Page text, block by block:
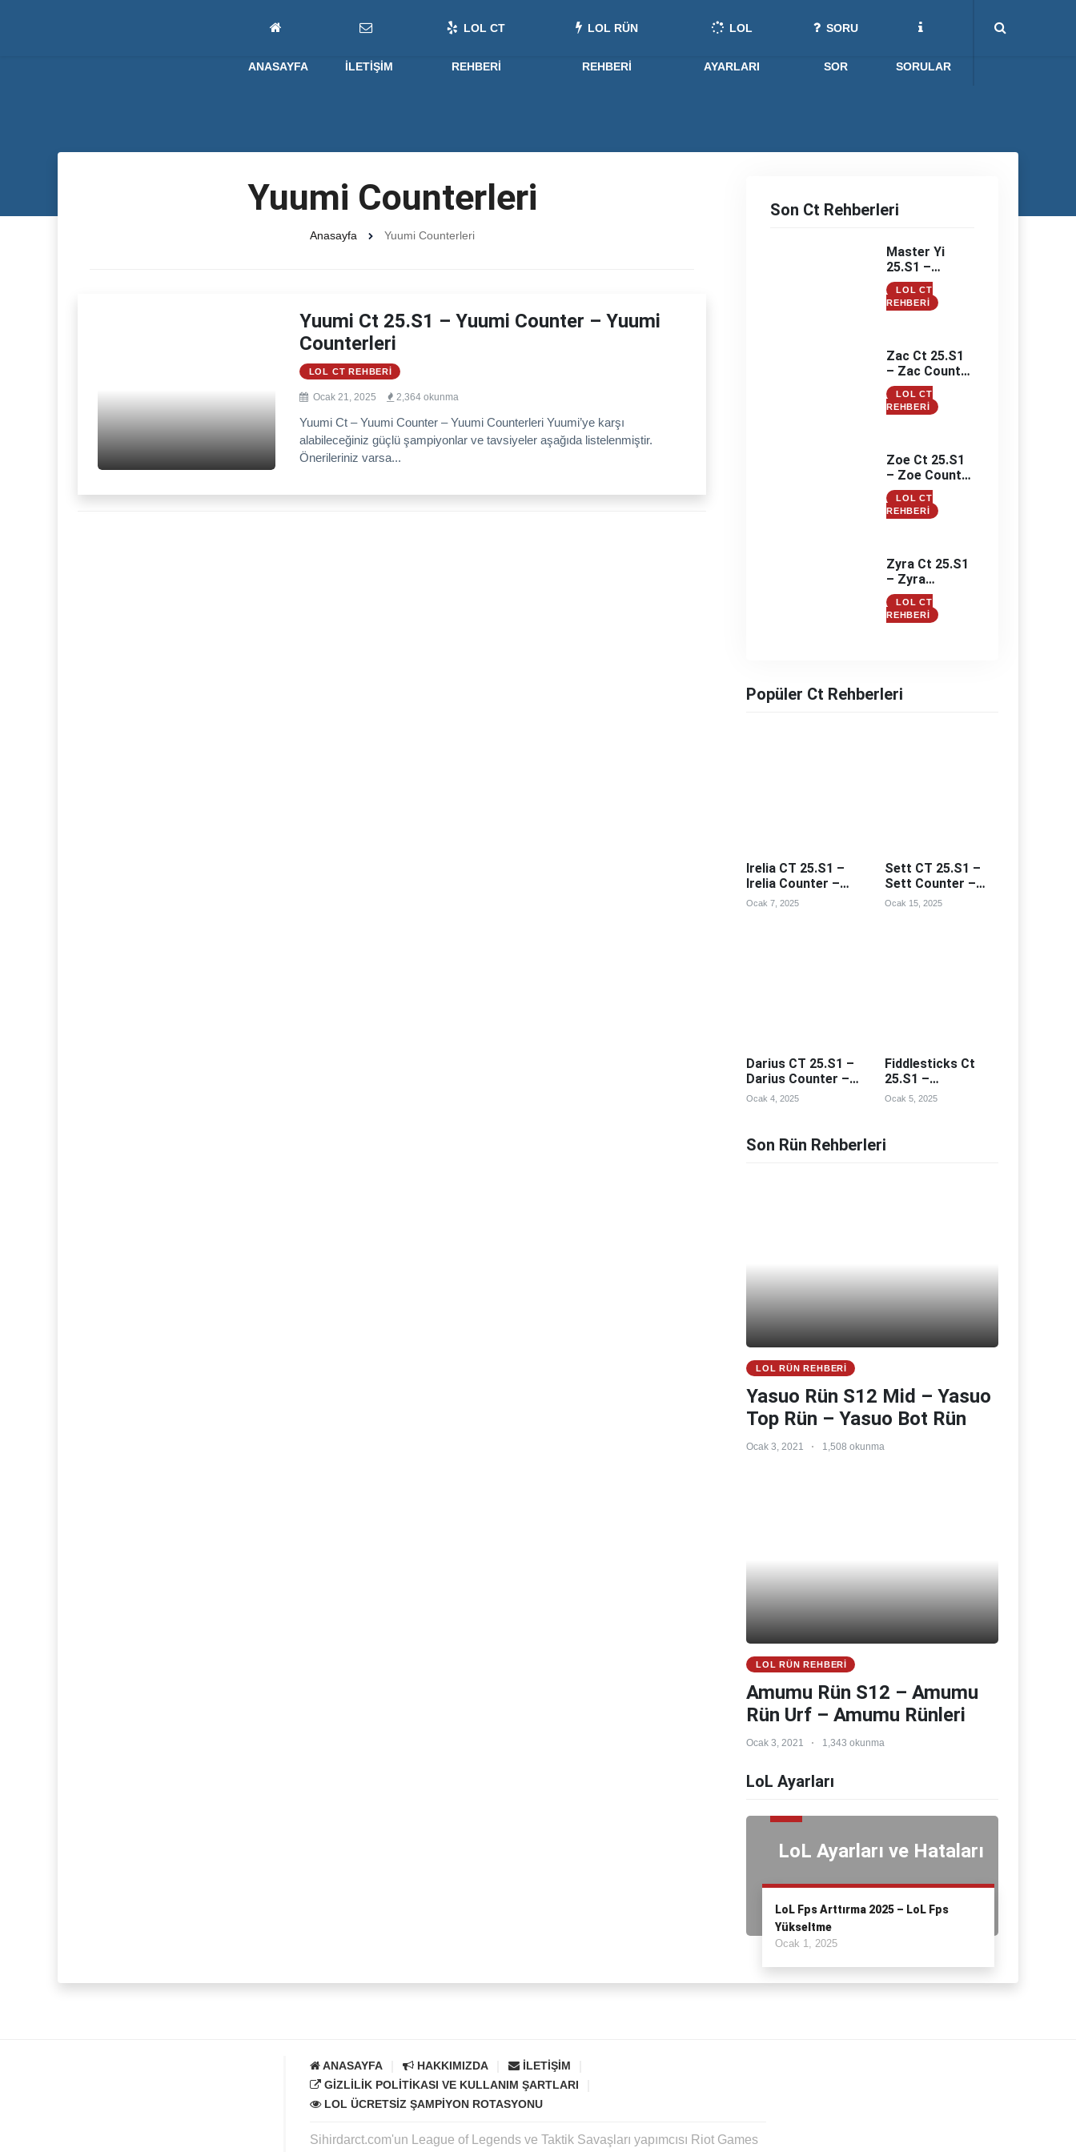
ANASAYFA İLETIŞIM
LOL CT
REHBERI
LOL RÜN
REHBERI
LOL
AYARLARI
SORU
SOR SORULAR
Yuumi Counterleri
Anasayfa Yuumi Counterleri
Yuumi Ct 25.S1 – Yuumi Counter – Yuumi
Counterleri
LOL CT REHBERI
Ocak 21, 2025 2,364 okunma
Yuumi Ct – Yuumi Counter – Yuumi Counterleri Yuumi’ye karşı
alabileceğiniz güçlü şampiyonlar ve tavsiyeler aşağıda listelenmiştir.
Önerileriniz varsa...
Son Ct Rehberleri
Master Yi
25.S1 –
Master Yi
Counter –
Master Yi
LOL CT
REHBERI
Zac Ct 25.S1
– Zac Counter
– Zac
Counterleri
LOL CT
REHBERI
Zoe Ct 25.S1
– Zoe Counter
– Zoe
Counterleri
LOL CT
REHBERI
Zyra Ct 25.S1
– Zyra
Counter –
Zyra
Counterleri
LOL CT
REHBERI
Popüler Ct Rehberleri
Irelia CT 25.S1 –
Irelia Counter –
Irealia Counterleri
Ocak 7, 2025
Sett CT 25.S1 –
Sett Counter –
Sett Counterleri
Ocak 15, 2025
Darius CT 25.S1 –
Darius Counter –
Darius Counterleri
Ocak 4, 2025
Fiddlesticks Ct
25.S1 –
Fiddlesticks
Counterleri
Ocak 5, 2025
Son Rün Rehberleri
LOL RÜN REHBERI
Yasuo Rün S12 Mid – Yasuo
Top Rün – Yasuo Bot Rün
Ocak 3, 2021 1,508 okunma
LOL RÜN REHBERI
Amumu Rün S12 – Amumu
Rün Urf – Amumu Rünleri
Ocak 3, 2021 1,343 okunma
LoL Ayarları
LoL Ayarları ve Hataları
LoL Fps Arttırma 2025 – LoL Fps
Yükseltme
Ocak 1, 2025
ANASAYFA HAKKIMIZDA
İLETIŞIM
GIZLILIK POLITIKASI VE KULLANIM ŞARTLARI
LOL ÜCRETSIZ ŞAMPIYON ROTASYONU
Sihirdarct.com'un League of Legends ve Taktik Savaşları yapımcısı Riot Games